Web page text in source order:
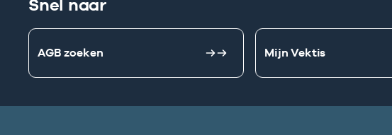
Snel naar
AGB zoeken Mijn Vektis